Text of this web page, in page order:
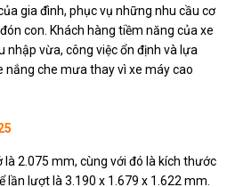
gia đình, phục vụ những nhu cầu cơ
con. Khách hàng tiềm năng của xe
nhập vừa, công việc ổn định và lựa
che mưa thay vì xe máy cao
là 2.075 mm, cùng với đó là kích thước
lần lượt là 3.190 x 1.679 x 1.622 mm.